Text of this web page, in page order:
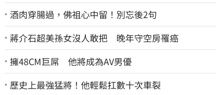
酒肉穿腸過，佛祖心中留！別忘後2句
蔣介石超美孫女沒人敢把 晚年守空房罹癌
擁48CM巨屌 他將成為AV男優
歷史上最強猛將！他輕鬆扛數十次車裂